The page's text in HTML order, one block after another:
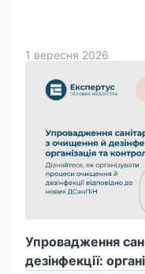
Упровадження
дезінфекції:
1 вересня 2026